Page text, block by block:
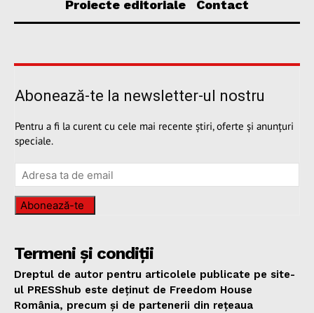
Proiecte editoriale
Contact
Abonează-te la newsletter-ul nostru
Pentru a fi la curent cu cele mai recente știri, oferte și anunțuri
speciale.
Abonează-te
Termeni și condiții
Dreptul de autor pentru articolele publicate pe site-
ul PRESShub este deținut de Freedom House
România, precum și de partenerii din rețeaua